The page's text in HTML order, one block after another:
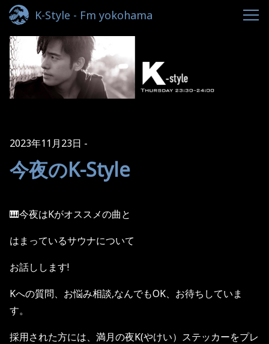
K-Style - Fm yokohama
2023年11月23日
今夜のK-Style
🎹今夜はKがオススメの曲と
はまっているサウナについて
お話しします!
Kへの質問、お悩み相談,なんでもOK、お待ちしていま
す。
採用された方には、満月の夜K(やけい）ステッカーをプレ